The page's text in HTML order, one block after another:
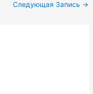
Следующая Запись →